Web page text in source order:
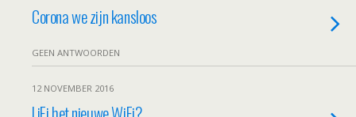
Corona we zijn kansloos
GEEN ANTWOORDEN
12 NOVEMBER 2016